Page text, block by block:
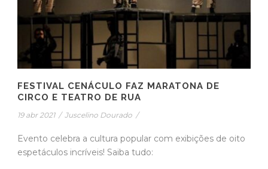
FESTIVAL CENÁCULO FAZ MARATONA DE
CIRCO E TEATRO DE RUA
19 abr 2021 / Juscelino Dourado /
Evento celebra a cultura popular com exibições de oito
espetáculos incríveis! Saiba tudo: